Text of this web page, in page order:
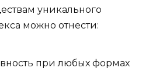
уникального
можно отнести:
при любых формах